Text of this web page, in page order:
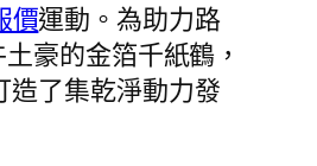
價運動。為助力路
豪的金箔千紙鶴，
造了集乾淨動力發